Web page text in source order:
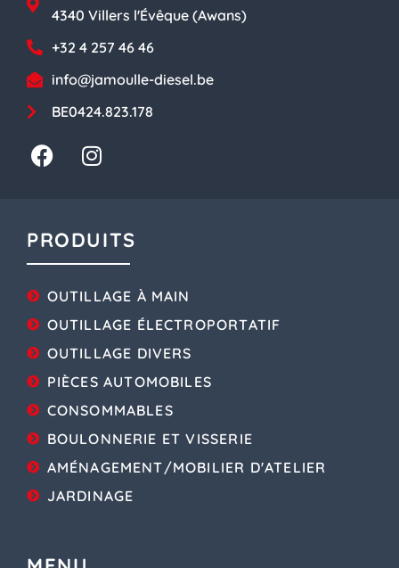
4340 Villers l'Évêque (Awans)
+32 4 257 46 46
info@jamoulle-diesel.be
BE0424.823.178
PRODUITS
OUTILLAGE À MAIN
OUTILLAGE ÉLECTROPORTATIF
OUTILLAGE DIVERS
PIÈCES AUTOMOBILES
CONSOMMABLES
BOULONNERIE ET VISSERIE
AMÉNAGEMENT/MOBILIER D'ATELIER
JARDINAGE